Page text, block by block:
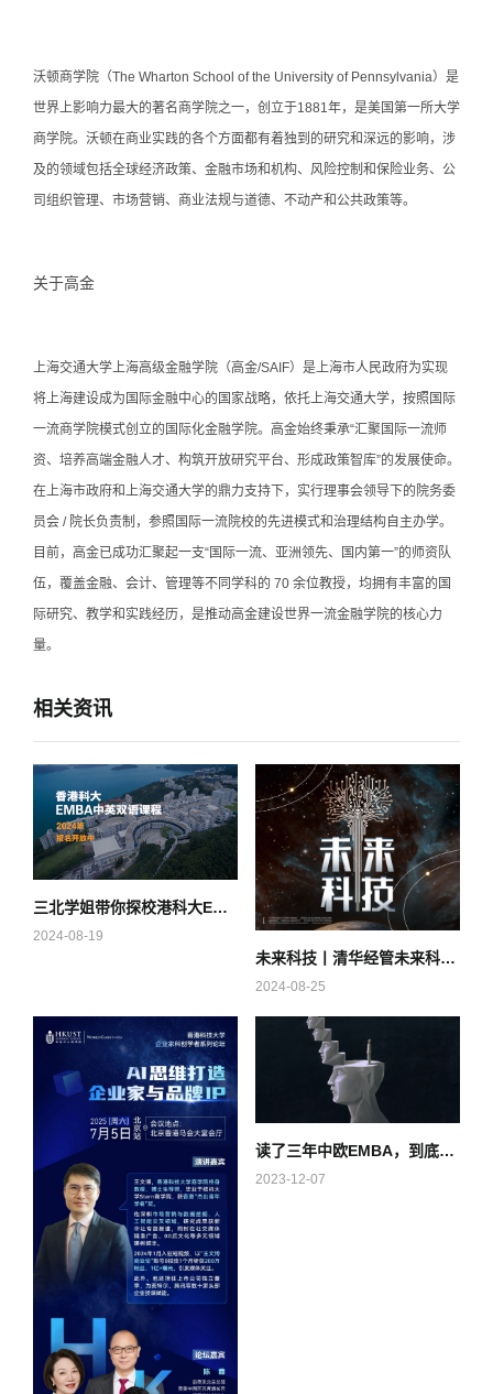
沃顿商学院（The Wharton School of the University of Pennsylvania）是
世界上影响力最大的著名商学院之一，创立于1881年，是美国第一所大学
商学院。沃顿在商业实践的各个方面都有着独到的研究和深远的影响，涉
及的领域包括全球经济政策、金融市场和机构、风险控制和保险业务、公
司组织管理、市场营销、商业法规与道德、不动产和公共政策等。
关于高金
上海交通大学上海高级金融学院（高金/SAIF）是上海市人民政府为实现
将上海建设成为国际金融中心的国家战略，依托上海交通大学，按照国际
一流商学院模式创立的国际化金融学院。高金始终秉承“汇聚国际一流师
资、培养高端金融人才、构筑开放研究平台、形成政策智库”的发展使命。
在上海市政府和上海交通大学的鼎力支持下，实行理事会领导下的院务委
员会 / 院长负责制，参照国际一流院校的先进模式和治理结构自主办学。
目前，高金已成功汇聚起一支“国际一流、亚洲领先、国内第一”的师资队
伍，覆盖金融、会计、管理等不同学科的 70 余位教授，均拥有丰富的国
际研究、教学和实践经历，是推动高金建设世界一流金融学院的核心力
量。
相关资讯
三北学姐带你探校港科大EMBA
2024-08-19
未来科技丨清华经管未来科技第五批次面试报名进行中
2024-08-25
读了三年中欧EMBA，到底得到了什么？
2023-12-07